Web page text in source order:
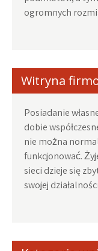
ogromnych
Witryna
Posiadanie
dobie
nie można
funkcjonować.
sieci dzieje się
swojej